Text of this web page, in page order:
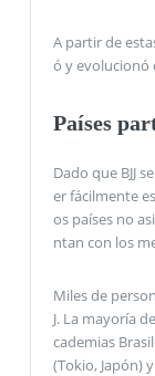
A partir de
ó y evolucionó
Países
Dado que BJJ
er fácilmente
os países no
ntan con los
Miles de
J. La mayoría
cademias
(Tokio, Japón)